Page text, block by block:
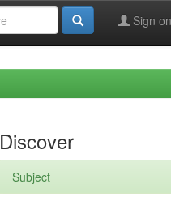
Sign
Discover
Subject